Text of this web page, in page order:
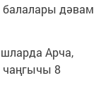
дәвам
Арча,
чаңгычы 8